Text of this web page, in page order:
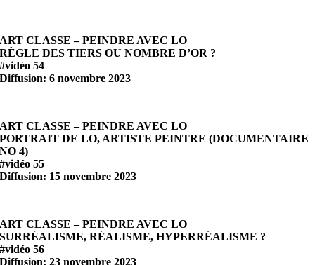
ART CLASSE – PEINDRE AVEC LO
RÈGLE DES TIERS OU NOMBRE D’OR ?
#vidéo 54
Diffusion: 6 novembre 2023
ART CLASSE – PEINDRE AVEC LO
PORTRAIT DE LO, ARTISTE PEINTRE (DOCUMENTAIRE
NO 4)
#vidéo 55
Diffusion: 15 novembre 2023
ART CLASSE – PEINDRE AVEC LO
SURRÉALISME, RÉALISME, HYPERRÉALISME ?
#vidéo 56
Diffusion: 23 novembre 2023